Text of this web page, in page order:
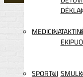
DĖKLAI
MEDICINA
SPORTUI